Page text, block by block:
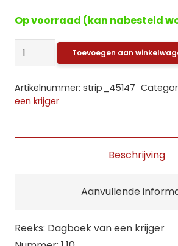
Op voorraad (kan nabesteld
Dagboek
een
krijger:
aantal
Toevoegen aan
Artikelnummer: strip_45147
een krijger
Beschrijving
Aanvullende
Reeks: Dagboek van een krijger